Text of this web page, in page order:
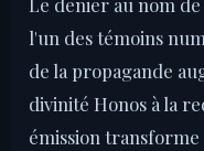
Le denier au nom
l'un des témoins
de la propagande
divinité Honos à la
émission